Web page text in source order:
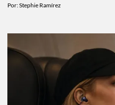
Por:Stephie Ramírez